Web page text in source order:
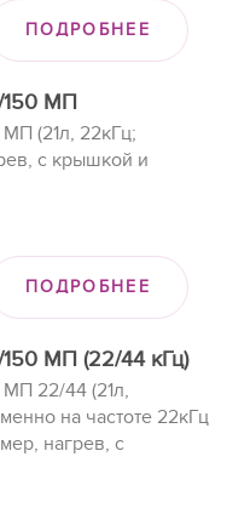
ПОДРОБНЕЕ
150 МП
(21л, 22кГц;
с крышкой и
ПОДРОБНЕЕ
150 МП (22/44 кГц)
МП 22/44 (21л,
на частоте 22кГц
нагрев, с